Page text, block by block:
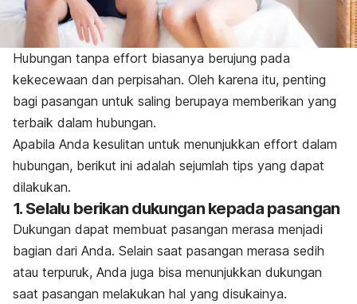
Hubungan tanpa effort biasanya berujung pada
kekecewaan dan perpisahan. Oleh karena itu, penting
bagi pasangan untuk saling berupaya memberikan yang
terbaik dalam hubungan.
Apabila Anda kesulitan untuk menunjukkan effort dalam
hubungan, berikut ini adalah sejumlah tips yang dapat
dilakukan.
1. Selalu berikan dukungan kepada pasangan
Dukungan dapat membuat pasangan merasa menjadi
bagian dari Anda. Selain saat pasangan merasa sedih
atau terpuruk, Anda juga bisa menunjukkan dukungan
saat pasangan melakukan hal yang disukainya.